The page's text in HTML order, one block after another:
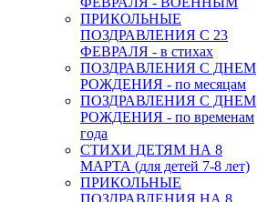
ПРИКОЛЬНЫЕ
ПОЗДРАВЛЕНИЯ С 23
ФЕВРАЛЯ - в стихах
ПОЗДРАВЛЕНИЯ С ДНЕМ
РОЖДЕНИЯ - по месяцам
ПОЗДРАВЛЕНИЯ С ДНЕМ
РОЖДЕНИЯ - по временам
года
СТИХИ ДЕТЯМ НА 8
МАРТА (для детей 7-8 лет)
ПРИКОЛЬНЫЕ
ПОЗДРАВЛЕНИЯ НА 8